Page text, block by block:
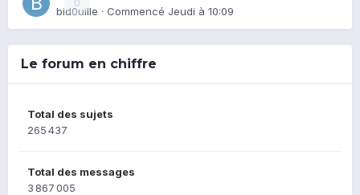
0
bid0uille · Commencé Jeudi à 10:09
Le forum en chiffre
Total des sujets
265 437
Total des messages
3 867 005